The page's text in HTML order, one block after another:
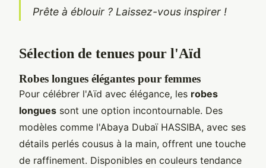
Prête à éblouir ? Laissez-vous inspirer !
Sélection de tenues pour l'Aïd
Robes longues élégantes pour femmes
Pour célébrer l'Aïd avec élégance, les robes
longues sont une option incontournable. Des
modèles comme l'Abaya Dubaï HASSIBA, avec ses
détails perlés cousus à la main, offrent une touche
de raffinement. Disponibles en couleurs tendance